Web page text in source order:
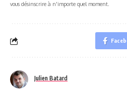
vous désinscrire à n'importe quel moment.
Julien Batard